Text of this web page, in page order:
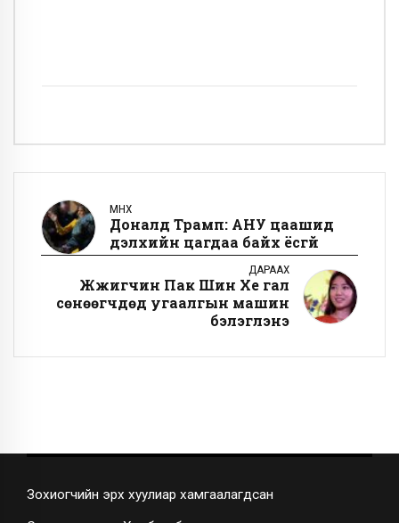
ӨМНӨХ
Доналд Трамп: АНУ цаашид
дэлхийн цагдаа байх ёсгүй
ДАРААХ
Жүжигчин Пак Шин Хе гал
сөнөөгчдөд угаалгын машин
бэлэглэнэ
Зохиогчийн эрх хуулиар хамгаалагдсан